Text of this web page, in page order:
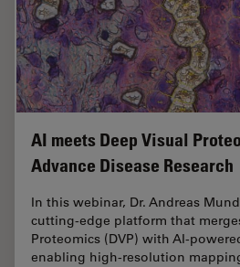
AI meets Deep Visual
Advance Disease Research
In this webinar, Dr. Andreas
cutting-edge platform that
Proteomics (DVP) with AI-
enabling high-resolution